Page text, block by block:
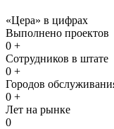
«Цера» в цифрах
Выполнено проектов
0 +
Сотрудников в штате
0 +
Городов
0 +
Лет на рынке
0